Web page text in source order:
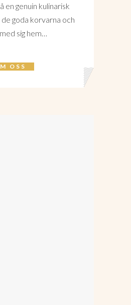
en genuin kulinarisk
goda korvarna och
sig hem…
OSS